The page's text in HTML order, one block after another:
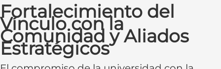
Fortalecimiento del
Vínculo con la
Comunidad y Aliados
Estratégicos